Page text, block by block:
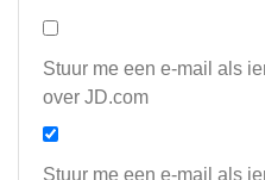
Stuur me een e-mail als
over JD.com
Stuur me een e-mail als